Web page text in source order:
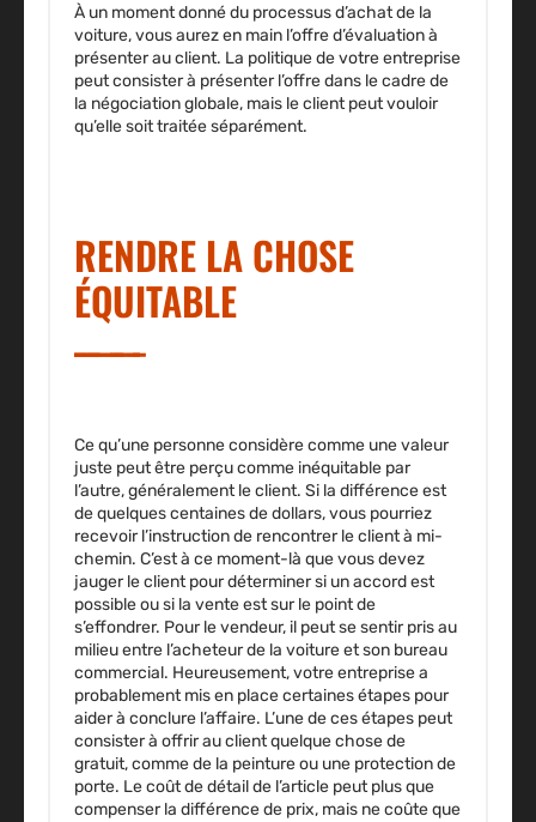
À un moment donné du processus d’achat de la
voiture, vous aurez en main l’offre d’évaluation à
présenter au client. La politique de votre entreprise
peut consister à présenter l’offre dans le cadre de
la négociation globale, mais le client peut vouloir
qu’elle soit traitée séparément.
RENDRE LA CHOSE
ÉQUITABLE
Ce qu’une personne considère comme une valeur
juste peut être perçu comme inéquitable par
l’autre, généralement le client. Si la différence est
de quelques centaines de dollars, vous pourriez
recevoir l’instruction de rencontrer le client à mi-
chemin. C’est à ce moment-là que vous devez
jauger le client pour déterminer si un accord est
possible ou si la vente est sur le point de
s’effondrer. Pour le vendeur, il peut se sentir pris au
milieu entre l’acheteur de la voiture et son bureau
commercial. Heureusement, votre entreprise a
probablement mis en place certaines étapes pour
aider à conclure l’affaire. L’une de ces étapes peut
consister à offrir au client quelque chose de
gratuit, comme de la peinture ou une protection de
porte. Le coût de détail de l’article peut plus que
compenser la différence de prix, mais ne coûte que